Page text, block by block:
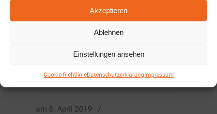
Akzeptieren
Ablehnen
Einstellungen ansehen
Cookie-RichtlinieDatenschutzerklärungImpressum
Nehmen Sie noch heute Kontakt
am 8. April 2019
/